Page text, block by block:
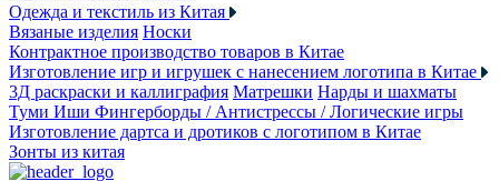
Одежда и текстиль из Китая
Вязаные изделия Носки
Контрактное производство товаров в Китае
Изготовление игр и игрушек с нанесением логотипа в Китае
3Д раскраски и каллиграфия Матрешки Нарды и шахматы
Туми Иши Фингерборды / Антистрессы / Логические игры
Изготовление дартса и дротиков с логотипом в Китае
Зонты из китая